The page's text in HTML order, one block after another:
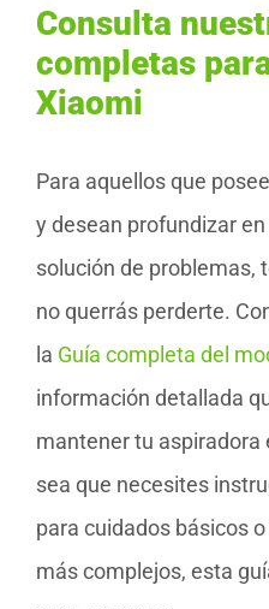
Consulta
completas
Xiaomi
Para aquellos que
y desean profundizar
solución de problemas,
no querrás perderte.
la Guía completa del
información detallada
mantener tu aspiradora
sea que necesites
para cuidados básicos
más complejos, esta